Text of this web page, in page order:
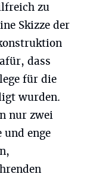
zu
Skizze der
dass
für die
wurden.
nur zwei
enge